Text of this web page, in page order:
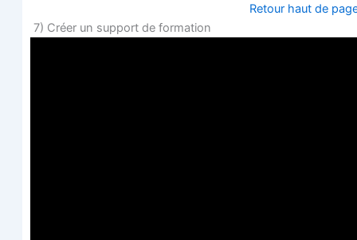
Retour haut de
7) Créer un sup­port de formation